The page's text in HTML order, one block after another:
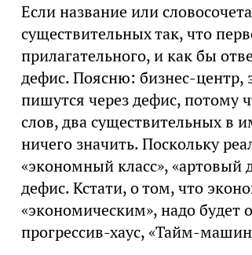
Если название или
существительных так, что
прилагательного, и как бы
дефис. Поясню: бизнес-центр,
пишутся через дефис, потому
слов, два существительных в
ничего значить. Поскольку
«экономный класс», «артовый
дефис. Кстати, о том, что
«экономическим», надо будет
прогрессив-хаус, «Тайм-